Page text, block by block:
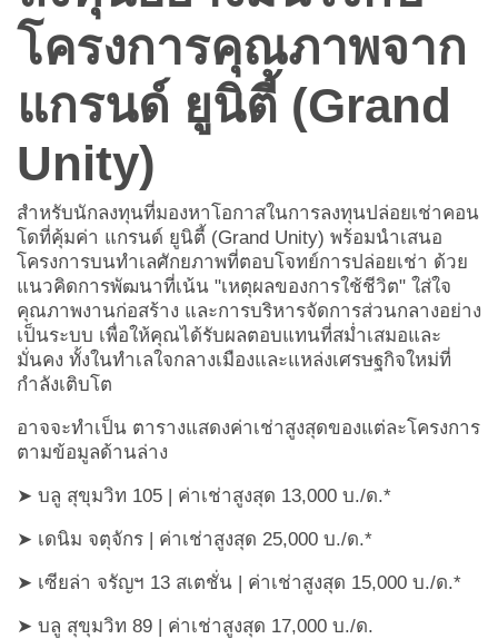
โครงการคุณภาพจาก
แกรนด์ ยูนิตี้ (Grand
Unity)
สำหรับนักลงทุนที่มองหาโอกาสในการลงทุนปล่อยเช่าคอน
โดที่คุ้มค่า แกรนด์ ยูนิตี้ (Grand Unity) พร้อมนำเสนอ
โครงการบนทำเลศักยภาพที่ตอบโจทย์การปล่อยเช่า ด้วย
แนวคิดการพัฒนาที่เน้น "เหตุผลของการใช้ชีวิต" ใส่ใจ
คุณภาพงานก่อสร้าง และการบริหารจัดการส่วนกลางอย่าง
เป็นระบบ เพื่อให้คุณได้รับผลตอบแทนที่สม่ำเสมอและ
มั่นคง ทั้งในทำเลใจกลางเมืองและแหล่งเศรษฐกิจใหม่ที่
กำลังเติบโต
อาจจะทำเป็น ตารางแสดงค่าเช่าสูงสุดของแต่ละโครงการ
ตามข้อมูลด้านล่าง
➤ บลู สุขุมวิท 105 | ค่าเช่าสูงสุด 13,000 บ./ด.*
➤ เดนิม จตุจักร | ค่าเช่าสูงสุด 25,000 บ./ด.*
➤ เซียล่า จรัญฯ 13 สเตชั่น | ค่าเช่าสูงสุด 15,000 บ./ด.*
➤ บลู สุขุมวิท 89 | ค่าเช่าสูงสุด 17,000 บ./ด.